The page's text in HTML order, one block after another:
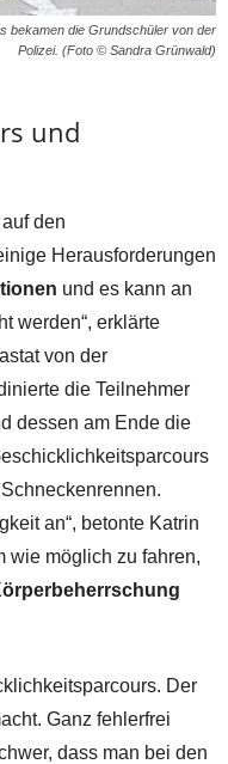
bekamen die Grundschüler von der
Polizei. (Foto © Sandra Grünwald)
und
den
Herausforderungen
und es kann an
werden“, erklärte
von der
die Teilnehmer
dessen am Ende die
an“, betonte Katrin
wie möglich zu fahren,
Der
Ganz fehlerfrei
dass man bei den